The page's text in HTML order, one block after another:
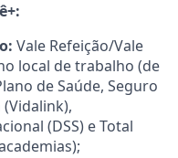
Vale Refeição/Vale
local de trabalho (de
de Saúde, Seguro
(DSS) e Total